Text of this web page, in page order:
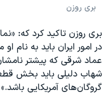
بری روزن
بری روزن تاکید کرد که:‌
در امور ایران باید به نام
عماد شرقی که پیشتر
شهاب دلیلی باید بخش
گروگان‌های آمریکایی باشد.»